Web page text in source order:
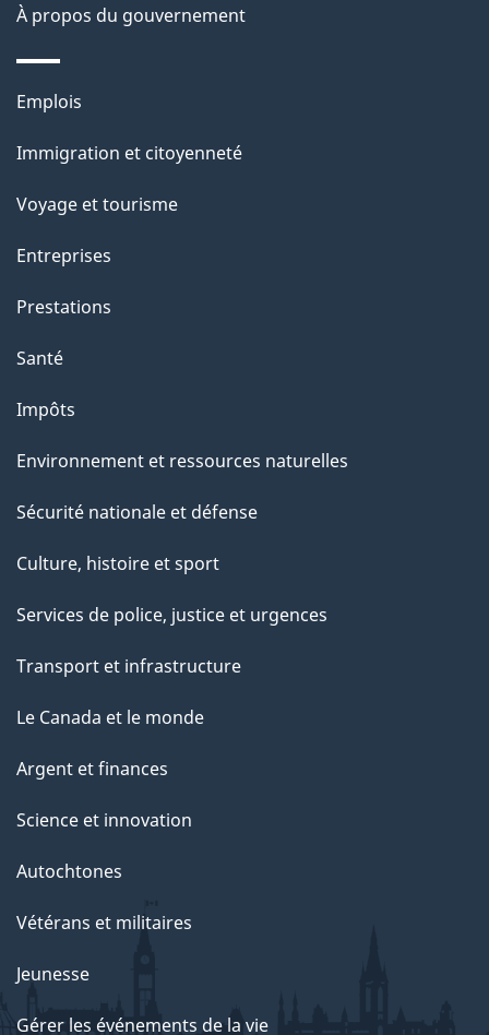
n
s
r
c
t
t
p
a
e
À propos du gouvernement
Thèmes
sujets
Emplois
Immigration et citoyenneté
Voyage et tourisme
Entreprises
Prestations
Santé
Impôts
Environnement et ressources naturelles
Sécurité nationale et défense
Culture, histoire et sport
Services de police, justice et urgences
Transport et infrastructure
Le Canada et le monde
Argent et finances
Science et innovation
Autochtones
Vétérans et militaires
Jeunesse
Gérer les événements de la vie